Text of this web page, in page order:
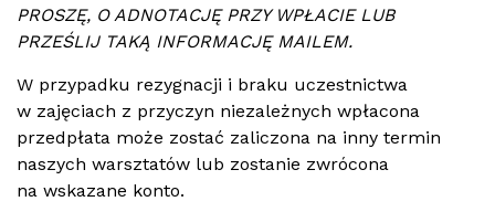
PROSZĘ, O ADNOTACJĘ PRZY WPŁACIE LUB
PRZEŚLIJ TAKĄ INFORMACJĘ MAILEM.
W przypadku rezygnacji i braku uczestnictwa
w zajęciach z przyczyn niezależnych wpłacona
przedpłata może zostać zaliczona na inny termin
naszych warsztatów lub zostanie zwrócona
na wskazane konto.